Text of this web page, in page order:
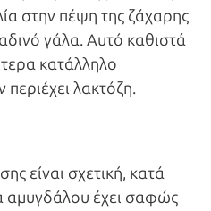
στην πέψη της ζάχαρης
γάλα. Αυτό καθιστά
κατάλληλο
λακτόζη.
είναι σχετική, κατά
αμυγδάλου έχει σαφώς